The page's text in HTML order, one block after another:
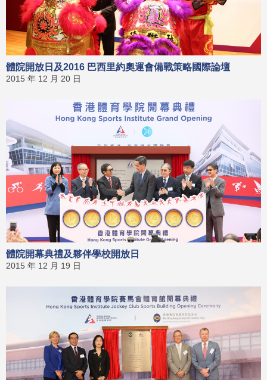
體院開放日及2016 巴西里約奧運會備戰策略國際論壇
2015 年 12 月 20 日
體院開幕典禮及夥伴學校開放日
2015 年 12 月 19 日